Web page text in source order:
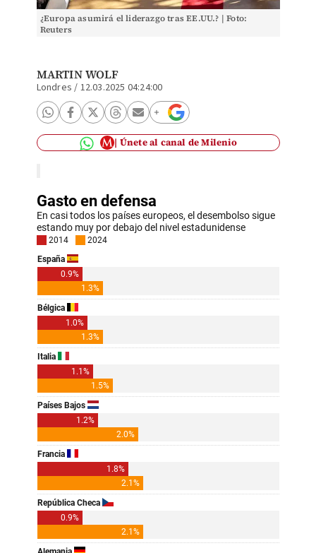
¿Europa asumirá el liderazgo tras EE.UU.? | Foto:
Reuters
MARTIN WOLF
Londres / 12.03.2025 04:24:00
Únete al canal de Milenio